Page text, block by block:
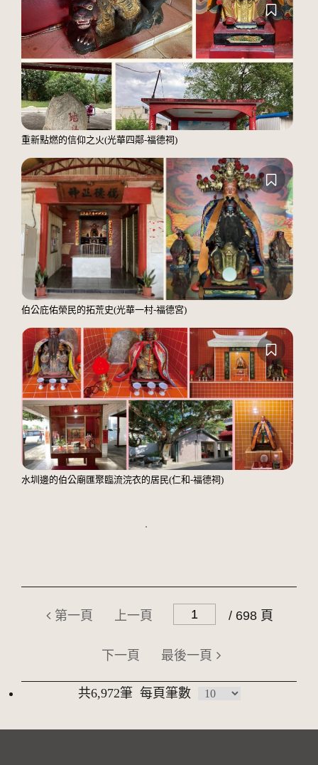
重新點燃的信仰之火(光華四鄰-福德祠)
伯公庇佑榮民的拓荒史(光華一村-福德宮)
水圳邊的伯公廟匯聚臨流浣衣的居民(仁和-福德祠)
第一頁 上一頁 / 698 頁
下一頁 最後一頁
共6,972筆 每頁筆數